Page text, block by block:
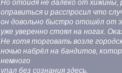
Но отойдя не далеко от хижины,
оправиться и расспросил что
он довольно быстро отошёл от
уже уверенно стоял на ногах.
Не хотя торговать возле
ночью набрёл на бандитов,
немного
упал без сознания здесь.